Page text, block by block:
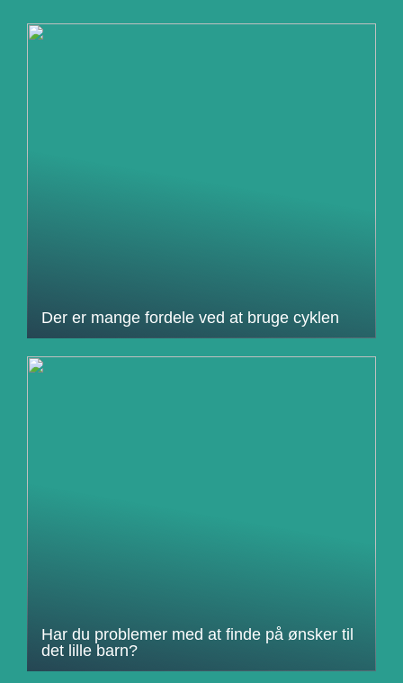
Der er mange fordele ved at bruge cyklen
Har du problemer med at finde på ønsker til
det lille barn?